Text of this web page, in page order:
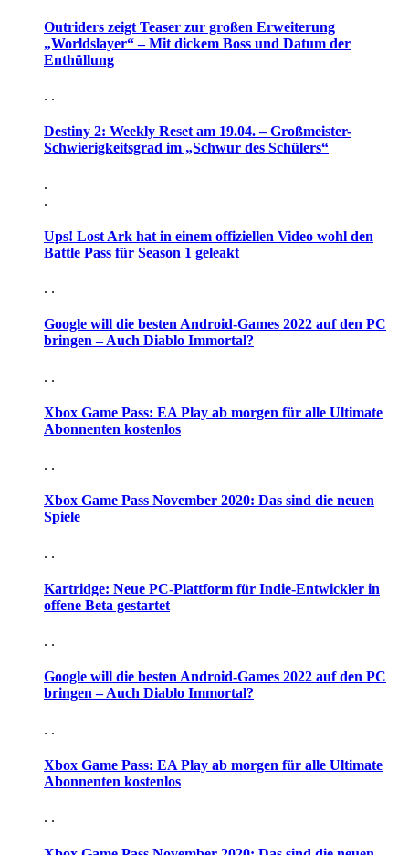
Outriders zeigt Teaser zur großen Erweiterung
„Worldslayer“ – Mit dickem Boss und Datum der
Enthüllung
. .
Destiny 2: Weekly Reset am 19.04. – Großmeister-
Schwierigkeitsgrad im „Schwur des Schülers“
.
.
Ups! Lost Ark hat in einem offiziellen Video wohl den
Battle Pass für Season 1 geleakt
. .
Google will die besten Android-Games 2022 auf den PC
bringen – Auch Diablo Immortal?
. .
Xbox Game Pass: EA Play ab morgen für alle Ultimate
Abonnenten kostenlos
. .
Xbox Game Pass November 2020: Das sind die neuen
Spiele
. .
Kartridge: Neue PC-Plattform für Indie-Entwickler in
offene Beta gestartet
. .
Google will die besten Android-Games 2022 auf den PC
bringen – Auch Diablo Immortal?
. .
Xbox Game Pass: EA Play ab morgen für alle Ultimate
Abonnenten kostenlos
. .